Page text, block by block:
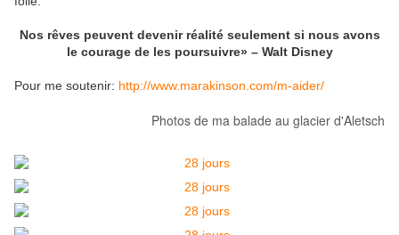
Nos rêves peuvent devenir réalité seulement si nous avons
le courage de les poursuivre» – Walt Disney
Pour me soutenir: http://www.marakinson.com/m-aider/
Photos de ma balade au glacier d'Aletsch